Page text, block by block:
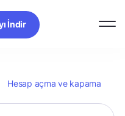
İndir
Hesap açma ve kapama